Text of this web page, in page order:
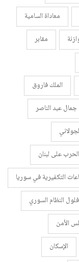
معاداة السامية
مقابر
الملك فاروق
جمال عبد الناصر
الحرب على لبنان
التكفيرية في سوريا
فلول النظام السوري
الأمن
الإسكان